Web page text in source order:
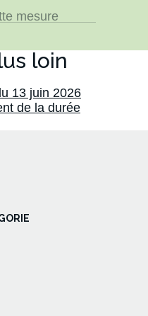
de
mesure
en hausse.
loin
13 juin 2026
de la durée